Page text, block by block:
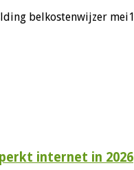
belkostenwijzer mei1
internet in 2026